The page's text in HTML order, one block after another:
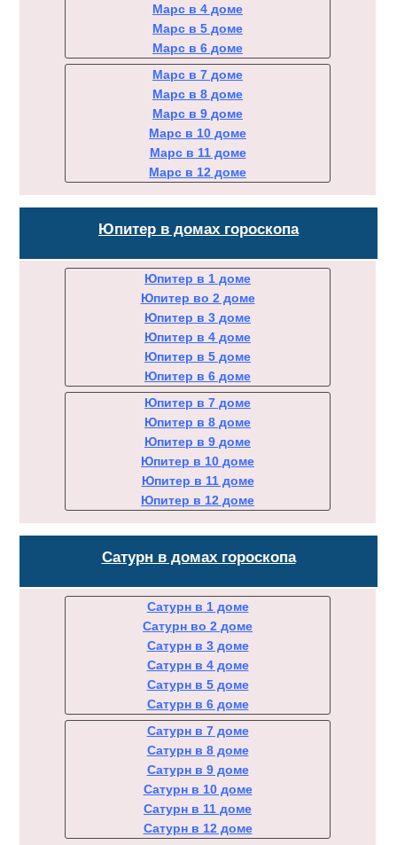
Марс в 4 доме
Марс в 5 доме
Марс в 6 доме
Марс в 7 доме
Марс в 8 доме
Марс в 9 доме
Марс в 10 доме
Марс в 11 доме
Марс в 12 доме
Юпитер в домах гороскопа
Юпитер в 1 доме
Юпитер во 2 доме
Юпитер в 3 доме
Юпитер в 4 доме
Юпитер в 5 доме
Юпитер в 6 доме
Юпитер в 7 доме
Юпитер в 8 доме
Юпитер в 9 доме
Юпитер в 10 доме
Юпитер в 11 доме
Юпитер в 12 доме
Сатурн в домах гороскопа
Сатурн в 1 доме
Сатурн во 2 доме
Сатурн в 3 доме
Сатурн в 4 доме
Сатурн в 5 доме
Сатурн в 6 доме
Сатурн в 7 доме
Сатурн в 8 доме
Сатурн в 9 доме
Сатурн в 10 доме
Сатурн в 11 доме
Сатурн в 12 доме